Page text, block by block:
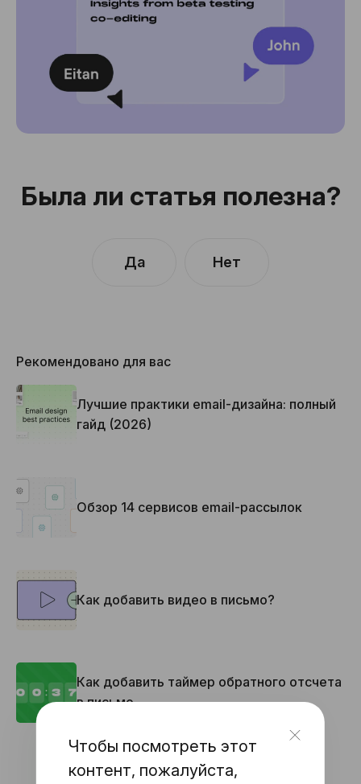
Чтобы посмотреть этот
контент, пожалуйста,
Была ли статья полезна?
Да Нет
Рекомендовано для вас
Лучшие практики email-дизайна: полный
гайд (2026)
Обзор 14 сервисов email-рассылок
Как добавить видео в письмо?
Как добавить таймер обратного отсчета
в письмо